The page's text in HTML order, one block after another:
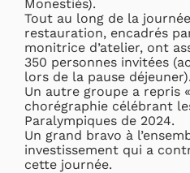
Monestiés).
Tout au long de la
restauration, encadrés
monitrice d’atelier, ont
350 personnes invitées
lors de la pause déjeuner).
Un autre groupe a repris
chorégraphie célébrant
Paralympiques de 2024.
Un grand bravo à
investissement qui a
cette journée.